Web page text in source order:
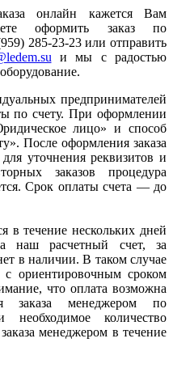
онлайн кажется Вам
оформить заказ по
285-23-23 или отправить
и мы с радостью
предпринимателей
по счету. При оформлении
лицо» и способ
После оформления заказа
уточнения реквизитов и
заказов процедура
Срок оплаты счета — до
в течение нескольких дней
наш расчетный счет, за
в наличии. В таком случае
с ориентировочным сроком
что оплата возможна
заказа менеджером по
количество
менеджером в течение